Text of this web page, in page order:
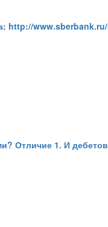
http://
Отличие 1. И